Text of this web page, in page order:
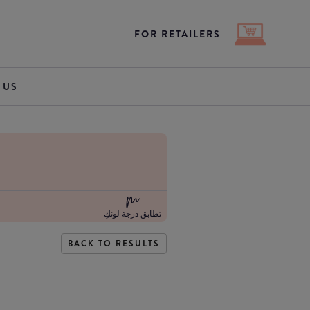
FOR RETAILERS
تطابق درجة لونكِ
BACK TO RESULTS